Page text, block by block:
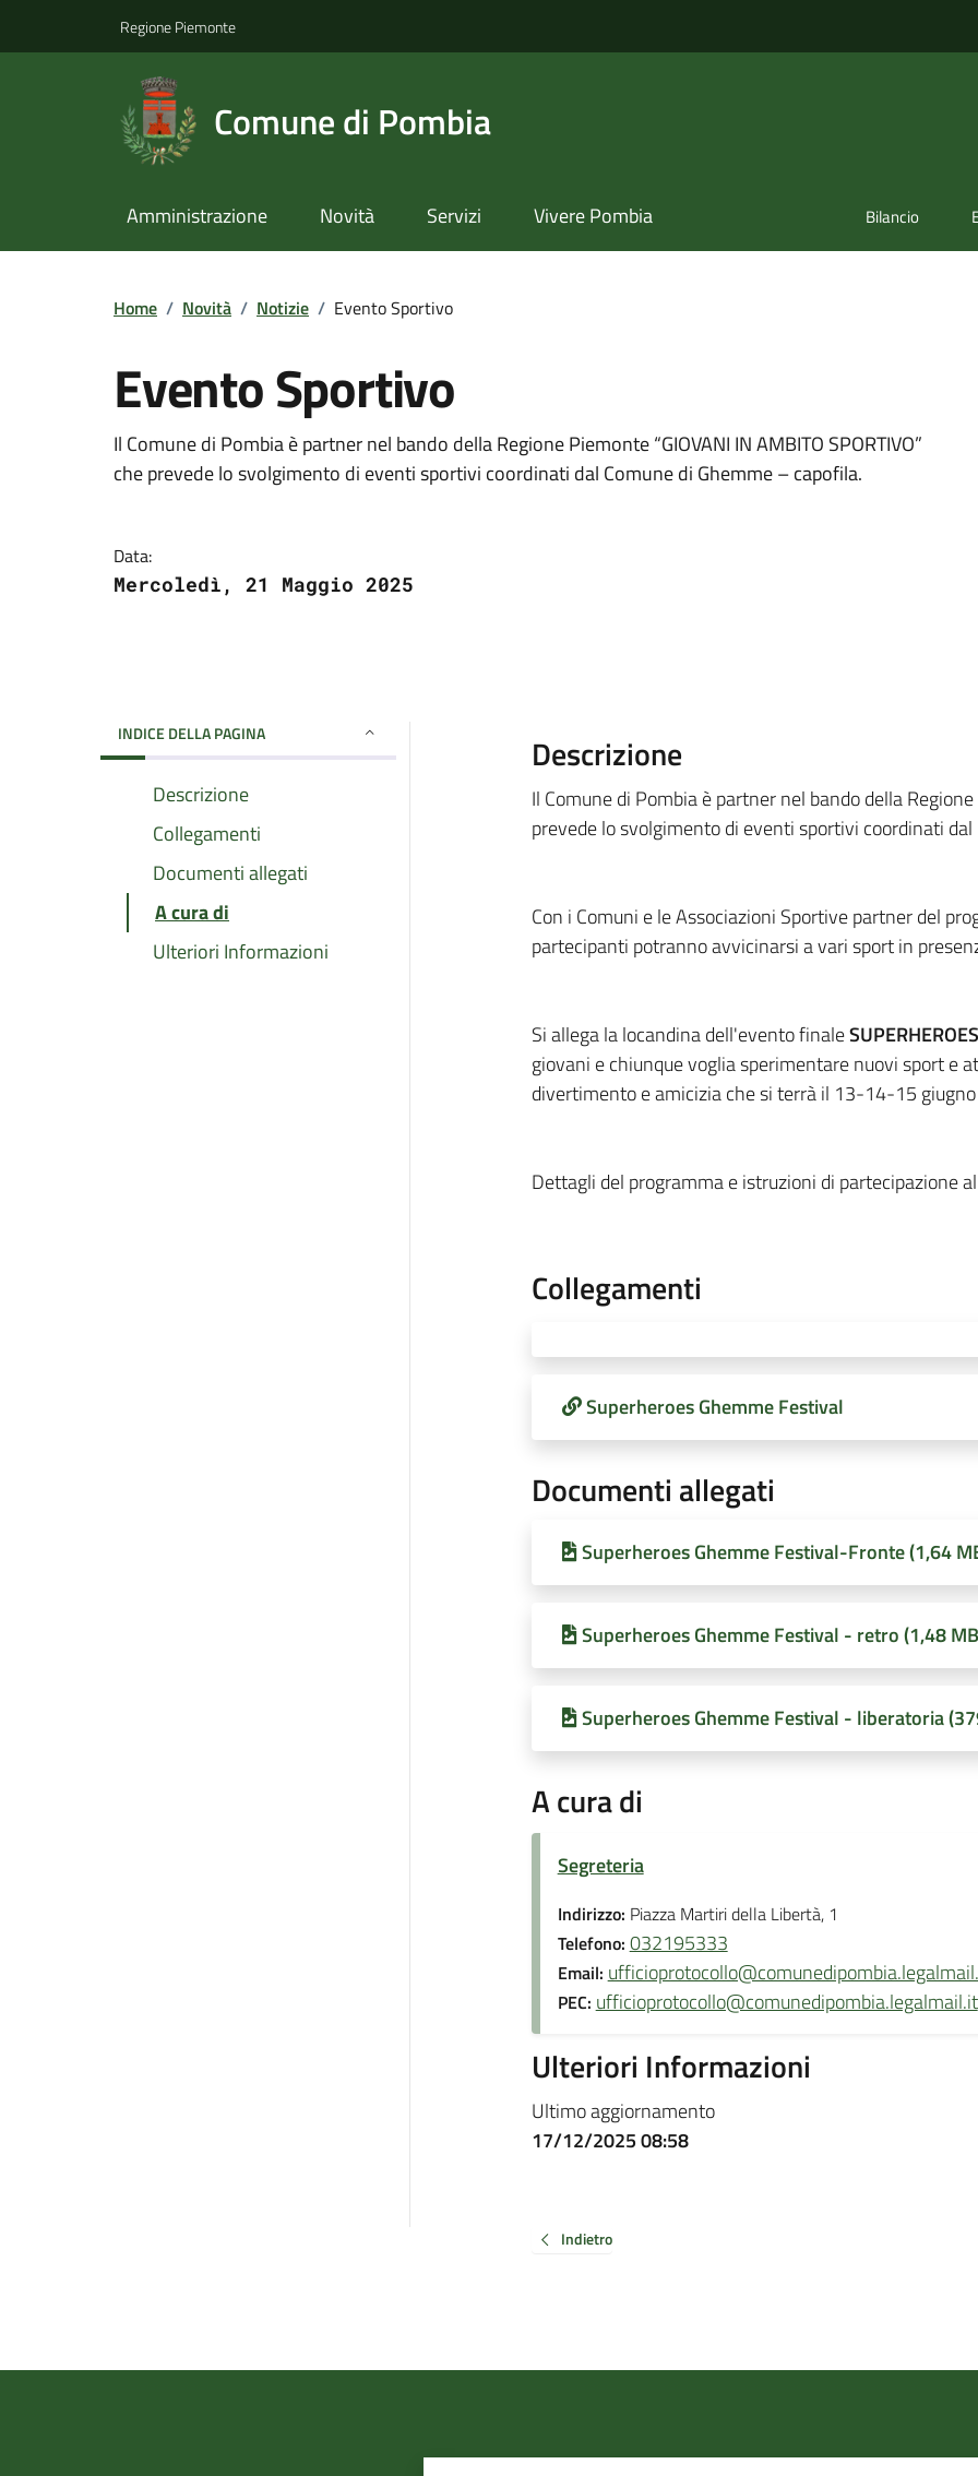
Regione Piemonte
Comune di Pombia
Amministrazione Novità Servizi Vivere Pombia Bilancio
Home / Novità / Notizie / Evento Sportivo
Evento Sportivo
Il Comune di Pombia è partner nel bando della Regione Piemonte “GIOVANI IN AMBITO SPORTIVO”
che prevede lo svolgimento di eventi sportivi coordinati dal Comune di Ghemme – capofila.
Data:
Mercoledì, 21 Maggio 2025
INDICE DELLA PAGINA
Descrizione
Collegamenti
Documenti allegati
A cura di
Ulteriori Informazioni
Descrizione
Il Comune di Pombia è partner nel bando della
prevede lo svolgimento di eventi sportivi coordinati
Con i Comuni e le Associazioni Sportive partner del
partecipanti potranno avvicinarsi a vari sport in
Si allega la locandina dell'evento finale
giovani e chiunque voglia sperimentare nuovi sport e
divertimento e amicizia che si terrà il 13-14-15 giugno
Dettagli del programma e istruzioni di partecipazione
Collegamenti
Superheroes Ghemme Festival
Documenti allegati
Superheroes Ghemme Festival-Fronte (1,64
Superheroes Ghemme Festival - retro (1,48
Superheroes Ghemme Festival - liberatoria
A cura di
Segreteria
Indirizzo: Piazza Martiri della Libertà, 1
Telefono: 032195333
Email:
PEC: ufficioprotocollo@comunedipombia.legalmail.it
Ulteriori Informazioni
Ultimo aggiornamento
17/12/2025 08:58
Indietro